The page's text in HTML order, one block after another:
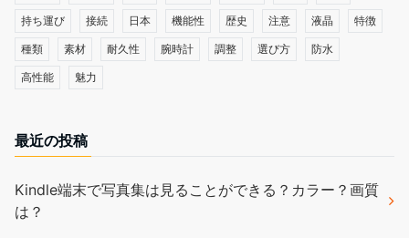
持ち運び 接続 日本 機能性 歴史 注意 液晶 特徴
種類 素材 耐久性 腕時計 調整 選び方 防水
高性能 魅力
最近の投稿
Kindle端末で写真集は見ることができる？カラー？画質
は？